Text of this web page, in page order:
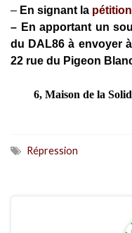
– En signant la
– En apportant un
du DAL86 à envoyer
22 rue du Pigeon
6, Maison de la
Répression